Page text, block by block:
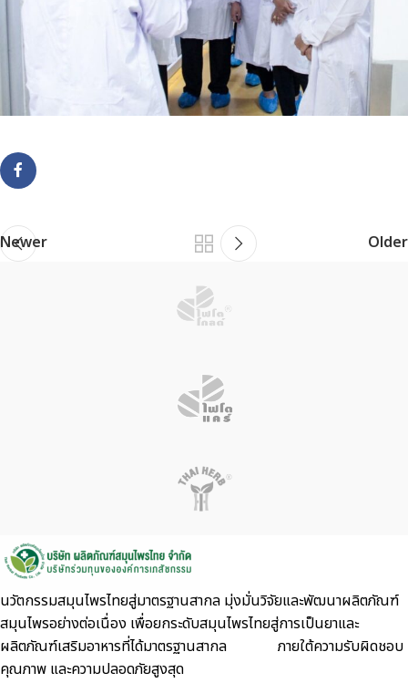
Newer Older
นวัตกรรมสมุนไพรไทยสู่มาตรฐานสากล มุ่งมั่นวิจัยและพัฒนาผลิตภัณฑ์
สมุนไพรอย่างต่อเนื่อง เพื่อยกระดับสมุนไพรไทยสู่การเป็นยาและ
ผลิตภัณฑ์เสริมอาหารที่ได้มาตรฐานสากล ภายใต้ความรับผิดชอบ
คุณภาพ และความปลอดภัยสูงสุด